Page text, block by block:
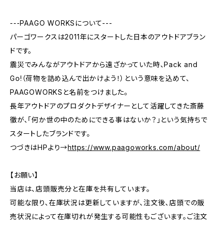
---PAAGO WORKSについて---
パーゴワークスは2011年にスタートした日本のアウトドアブラン
ドです。
震災でみんながアウトドアから遠ざかっていた時、Pack and
Go!（荷物を詰め込んで出かけよう！）という意味を込めて、
PAAGOWORKSと名前をつけました。
長年アウトドアのプロダクトデザイナーとして活躍してきた斎藤
徹が、「何か世の中のためにできる事はないか？」という気持ちで
スタートしたブランドです。
つづきはHPより→https://www.paagoworks.com/about/
【お願い】
当店は、店頭販売分と在庫を共有しています。
可能な限り、在庫状況は更新していますが、注文後、店頭での販
売状況によって在庫切れが発生する可能性もございます。ご注文